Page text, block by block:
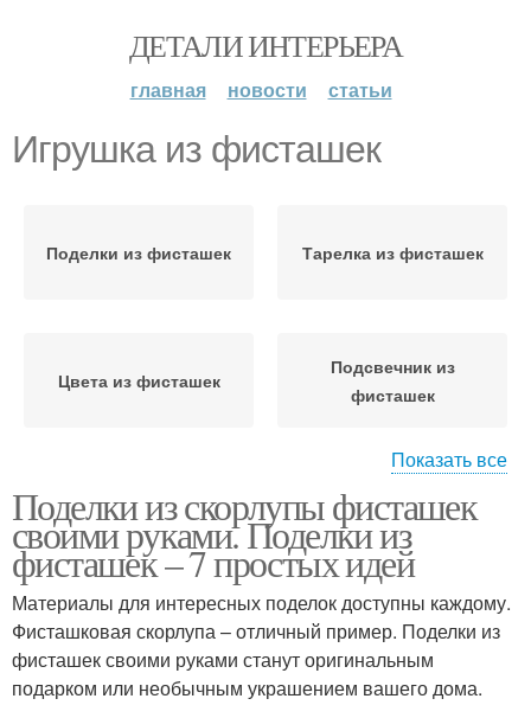
ДЕТАЛИ ИНТЕРЬЕРА
главная новости статьи
Игрушка из фисташек
Поделки из фисташек Тарелка из фисташек
Цвета из фисташек
Подсвечник из
фисташек
Елочная игрушка Венки из фисташек
Елка из фисташек Подвеска из фисташек
Показать все
Поделки из скорлупы фисташек
своими руками. Поделки из
фисташек – 7 простых идей
Материалы для интересных поделок доступны каждому.
Фисташковая скорлупа – отличный пример. Поделки из
фисташек своими руками станут оригинальным
подарком или необычным украшением вашего дома.